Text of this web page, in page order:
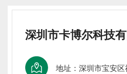
深圳市卡博尔科技
地址：深圳市宝安